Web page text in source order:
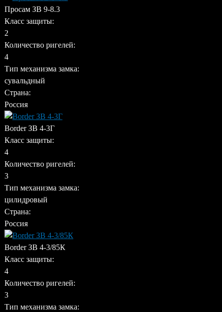
Просам ЗВ 9-8.3
Класс защиты:
2
Количество ригелей:
4
Тип механизма замка:
сувальдный
Страна:
Россия
Border ЗВ 4-3Г
Класс защиты:
4
Количество ригелей:
3
Тип механизма замка:
цилидровый
Страна:
Россия
Border ЗВ 4-3/85К
Класс защиты:
4
Количество ригелей:
3
Тип механизма замка: